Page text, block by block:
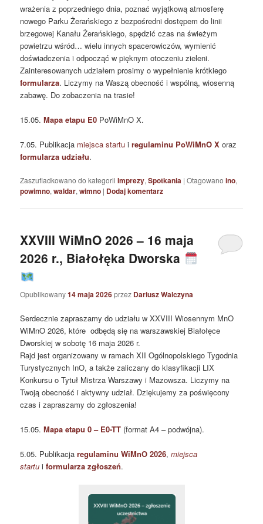
wrażenia z poprzedniego dnia, poznać wyjątkową atmosferę
nowego Parku Żerańskiego z bezpośredni dostępem do linii
brzegowej Kanału Żerańskiego, spędzić czas na świeżym
powietrzu wśród… wielu innych spacerowiczów, wymienić
doświadczenia i odpocząć w pięknym otoczeniu zieleni.
Zainteresowanych udziałem prosimy o wypełnienie krótkiego
formularza. Liczymy na Waszą obecność i wspólną, wiosenną
zabawę. Do zobaczenia na trasie!
15.05.Mapa etapu E0 PoWiMnO X.
7.05. Publikacja miejsca startu iregulaminu PoWiMnO X oraz
formularza udziału.
Zaszufladkowano do kategorii Imprezy,Spotkania |Otagowano ino,
powimno,waldar,wimno | Dodaj komentarz
XXVIII WiMnO 2026 – 16 maja
2026 r., Białołęka Dworska
Opublikowany14 maja 2026przez Dariusz Walczyna
Serdecznie zapraszamy do udziału w XXVIII Wiosennym MnO
WiMnO 2026, które odbędą się na warszawskiej Białołęce
Dworskiej w sobotę 16 maja 2026 r.
Rajd jest organizowany w ramach XII Ogólnopolskiego Tygodnia
Turystycznych InO, a także zaliczany do klasyfikacji LIX
Konkursu o Tytuł Mistrza Warszawy i Mazowsza. Liczymy na
Twoją obecność i aktywny udział. Dziękujemy za poświęcony
czas i zapraszamy do zgłoszenia!
15.05.Mapa etapu 0 – E0-TT (format A4 – podwójna).
5.05. Publikacjaregulaminu WiMnO 2026,miejsca
startu iformularza zgłoszeń.